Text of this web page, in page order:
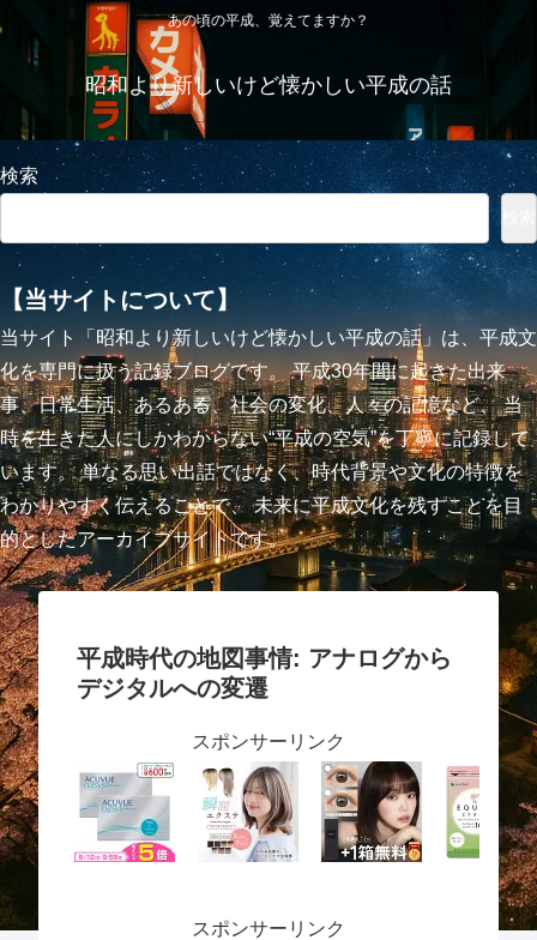
あの頃の平成、覚えてますか？
昭和より新しいけど懐かしい平成の話
検索
【当サイトについて】
当サイト「昭和より新しいけど懐かしい平成の話」は、平成文
化を専門に扱う記録ブログです。 平成30年間に起きた出来
事、日常生活、あるある、社会の変化、人々の記憶など、 当
時を生きた人にしかわからない“平成の空気”を丁寧に記録して
います。 単なる思い出話ではなく、時代背景や文化の特徴を
わかりやすく伝えることで、 未来に平成文化を残すことを目
的としたアーカイブサイトです。
平成時代の地図事情: アナログから
デジタルへの変遷
スポンサーリンク
スポンサーリンク